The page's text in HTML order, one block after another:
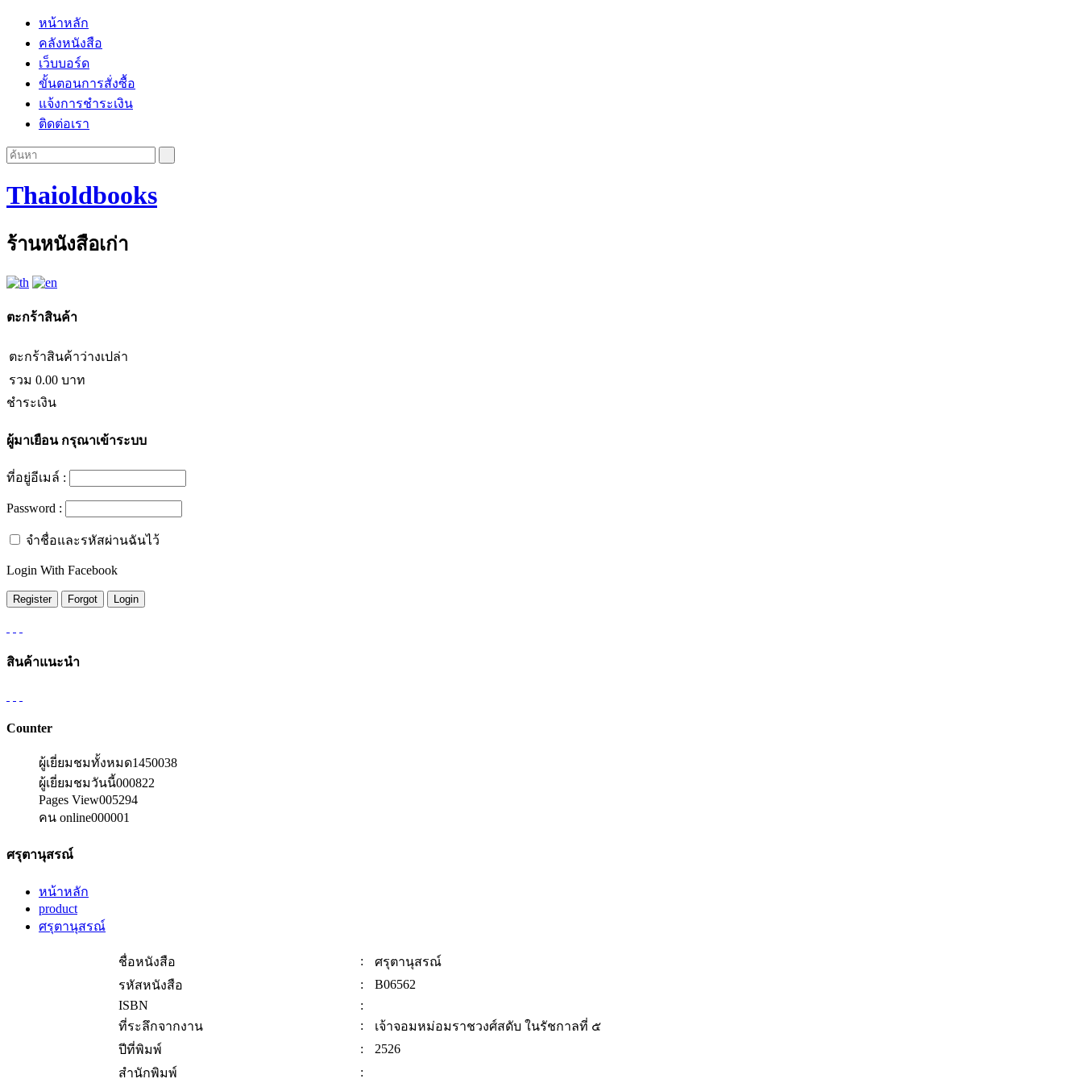
หน้าหลัก
คลังหนังสือ
เว็บบอร์ด
ขั้นตอนการสั่งซื้อ
แจ้งการชำระเงิน
ติดต่อเรา
Thaioldbooks
ร้านหนังสือเก่า
ตะกร้าสินค้า
ตะกร้าสินค้าว่างเปล่า
รวม 0.00 บาท
ชำระเงิน
ผู้มาเยือนกรุณาเข้าระบบ
ที่อยู่อีเมล์ :
Password :
จำชื่อและรหัสผ่านฉันไว้
Login With Facebook
สินค้าแนะนำ
Counter
ผู้เยี่ยมชมทั้งหมด1450038
ผู้เยี่ยมชมวันนี้000822
Pages View005294
คน online000001
ศรุตานุสรณ์
หน้าหลัก
product
ศรุตานุสรณ์
ชื่อหนังสือ :
ศรุตานุสรณ์
รหัสหนังสือ
:
B06562
ISBN
:
ที่ระลึกจากงาน
:
เจ้าจอมหม่อมราชวงศ์สดับ ในรัชกาลที่ ๕
ปีที่พิมพ์
:
2526
สำนักพิมพ์
: